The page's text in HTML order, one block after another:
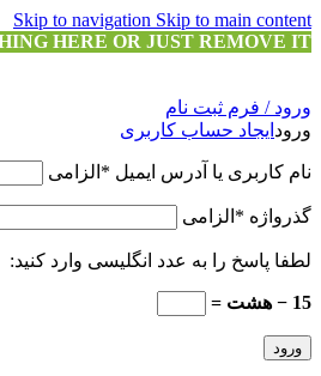
Skip to navigation Skip to main content
HERE OR JUST REMOVE IT…
ورود / فرم ثبت نام
ورود ایجاد حساب کاربری
نام کاربری یا آدرس ایمیل * الزامی
گذرواژه * الزامی
لطفا پاسخ را به عدد انگلیسی وارد کنید:
15 − هشت =
ورود